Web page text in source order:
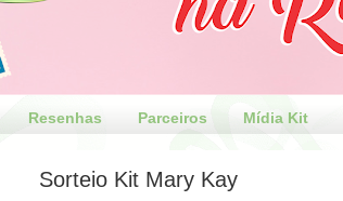
Resenhas Parceiros Mídia Kit
Sorteio Kit Mary Kay